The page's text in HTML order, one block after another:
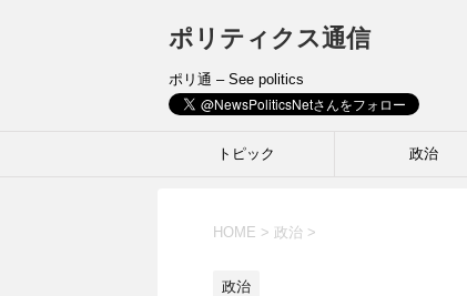
ポリティクス通信
ポリ通 – See politics
トピック 政治
HOME > 政治 >
政治